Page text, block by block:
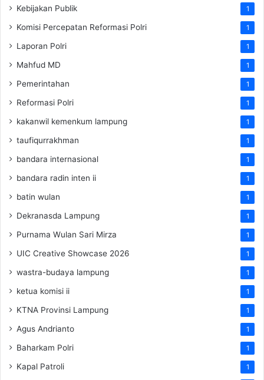
Kebijakan Publik 1
Komisi Percepatan Reformasi Polri 1
Laporan Polri 1
Mahfud MD 1
Pemerintahan 1
Reformasi Polri 1
kakanwil kemenkum lampung 1
taufiqurrakhman 1
bandara internasional 1
bandara radin inten ii 1
batin wulan 1
Dekranasda Lampung 1
Purnama Wulan Sari Mirza 1
UIC Creative Showcase 2026 1
wastra-budaya lampung 1
ketua komisi ii 1
KTNA Provinsi Lampung 1
Agus Andrianto 1
Baharkam Polri 1
Kapal Patroli 1